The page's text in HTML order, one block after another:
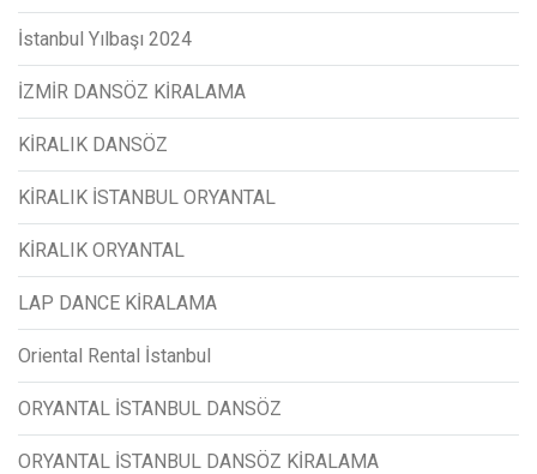
İstanbul Yılbaşı 2024
İZMİR DANSÖZ KİRALAMA
KİRALIK DANSÖZ
KİRALIK İSTANBUL ORYANTAL
KİRALIK ORYANTAL
LAP DANCE KİRALAMA
Oriental Rental İstanbul
ORYANTAL İSTANBUL DANSÖZ
ORYANTAL İSTANBUL DANSÖZ KİRALAMA